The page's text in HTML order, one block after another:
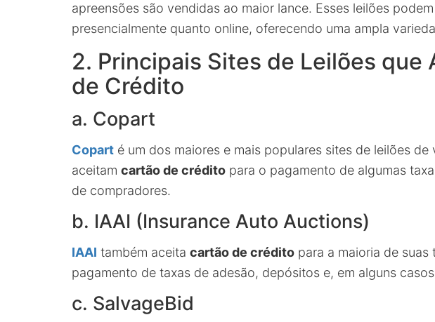
apreensões são vendidas ao maior lance. Esses leilões
presencialmente quanto online, oferecendo uma ampla
2. Principais Sites de Leilões que
de Crédito
a. Copart
Copart é um dos maiores e mais populares sites de leilões de
aceitam cartão de crédito para o pagamento de algumas
de compradores.
b. IAAI (Insurance Auto Auctions)
IAAI também aceita cartão de crédito para a maioria de
pagamento de taxas de adesão, depósitos e, em alguns
c. SalvageBid